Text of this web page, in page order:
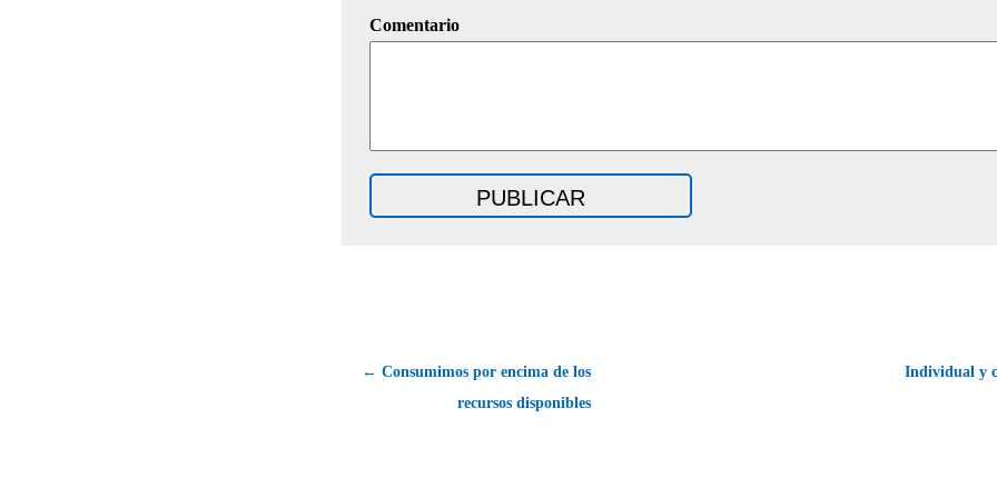
Comentario
← Consumimos por encima de los
recursos disponibles
Individual y